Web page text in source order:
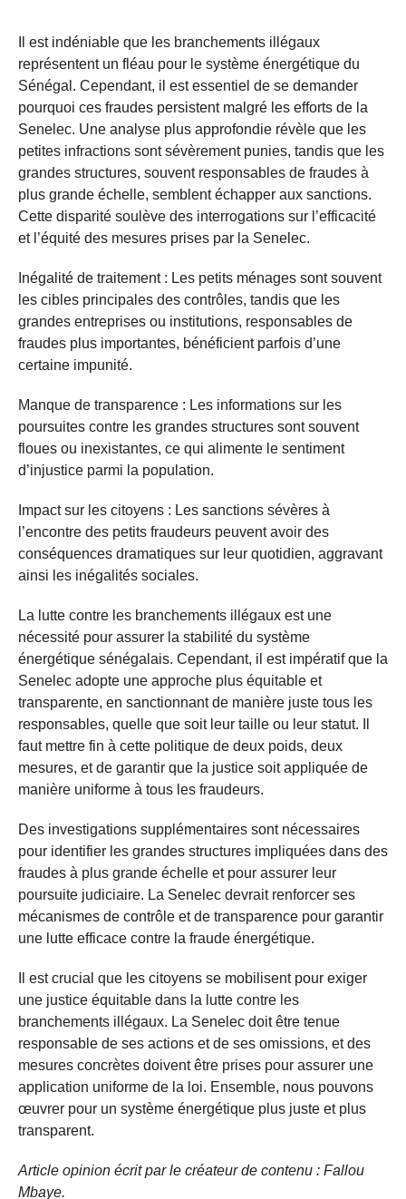
Il est indéniable que les branchements illégaux
représentent un fléau pour le système énergétique du
Sénégal. Cependant, il est essentiel de se demander
pourquoi ces fraudes persistent malgré les efforts de la
Senelec. Une analyse plus approfondie révèle que les
petites infractions sont sévèrement punies, tandis que les
grandes structures, souvent responsables de fraudes à
plus grande échelle, semblent échapper aux sanctions.
Cette disparité soulève des interrogations sur l’efficacité
et l’équité des mesures prises par la Senelec.
Inégalité de traitement : Les petits ménages sont souvent
les cibles principales des contrôles, tandis que les
grandes entreprises ou institutions, responsables de
fraudes plus importantes, bénéficient parfois d’une
certaine impunité.
Manque de transparence : Les informations sur les
poursuites contre les grandes structures sont souvent
floues ou inexistantes, ce qui alimente le sentiment
d’injustice parmi la population.
Impact sur les citoyens : Les sanctions sévères à
l’encontre des petits fraudeurs peuvent avoir des
conséquences dramatiques sur leur quotidien, aggravant
ainsi les inégalités sociales.
La lutte contre les branchements illégaux est une
nécessité pour assurer la stabilité du système
énergétique sénégalais. Cependant, il est impératif que la
Senelec adopte une approche plus équitable et
transparente, en sanctionnant de manière juste tous les
responsables, quelle que soit leur taille ou leur statut. Il
faut mettre fin à cette politique de deux poids, deux
mesures, et de garantir que la justice soit appliquée de
manière uniforme à tous les fraudeurs.
Des investigations supplémentaires sont nécessaires
pour identifier les grandes structures impliquées dans des
fraudes à plus grande échelle et pour assurer leur
poursuite judiciaire. La Senelec devrait renforcer ses
mécanismes de contrôle et de transparence pour garantir
une lutte efficace contre la fraude énergétique.
Il est crucial que les citoyens se mobilisent pour exiger
une justice équitable dans la lutte contre les
branchements illégaux. La Senelec doit être tenue
responsable de ses actions et de ses omissions, et des
mesures concrètes doivent être prises pour assurer une
application uniforme de la loi. Ensemble, nous pouvons
œuvrer pour un système énergétique plus juste et plus
transparent.
Article opinion écrit par le créateur de contenu : Fallou
Mbaye.